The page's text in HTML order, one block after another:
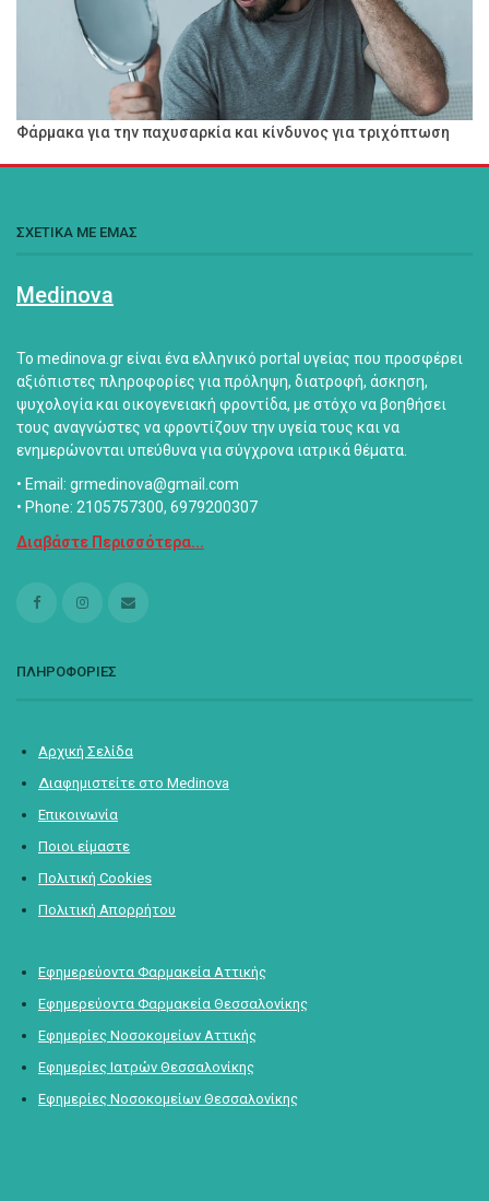
Φάρμακα για την παχυσαρκία και κίνδυνος για τριχόπτωση
ΣΧΕΤΙΚΑ ΜΕ ΕΜΑΣ
Medinova
Το medinova.gr είναι ένα ελληνικό portal υγείας που προσφέρει
αξιόπιστες πληροφορίες για πρόληψη, διατροφή, άσκηση,
ψυχολογία και οικογενειακή φροντίδα, με στόχο να βοηθήσει
τους αναγνώστες να φροντίζουν την υγεία τους και να
ενημερώνονται υπεύθυνα για σύγχρονα ιατρικά θέματα.
• Email: grmedinova@gmail.com
• Phone: 2105757300, 6979200307
Διαβάστε Περισσότερα...
ΠΛΗΡΟΦΟΡΙΕΣ
Αρχική Σελίδα
Διαφημιστείτε στο Medinova
Επικοινωνία
Ποιοι είμαστε
Πολιτική Cookies
Πολιτική Απορρήτου
Εφημερεύοντα Φαρμακεία Αττικής
Εφημερεύοντα Φαρμακεία Θεσσαλονίκης
Εφημερίες Νοσοκομείων Αττικής
Εφημερίες Ιατρών Θεσσαλονίκης
Εφημερίες Νοσοκομείων Θεσσαλονίκης